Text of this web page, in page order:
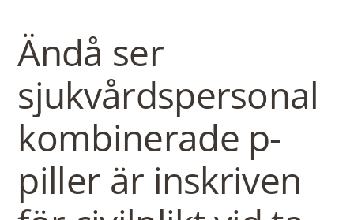
Ändå ser
sjukvårdspersonal
kombinerade p-
piller är inskriven